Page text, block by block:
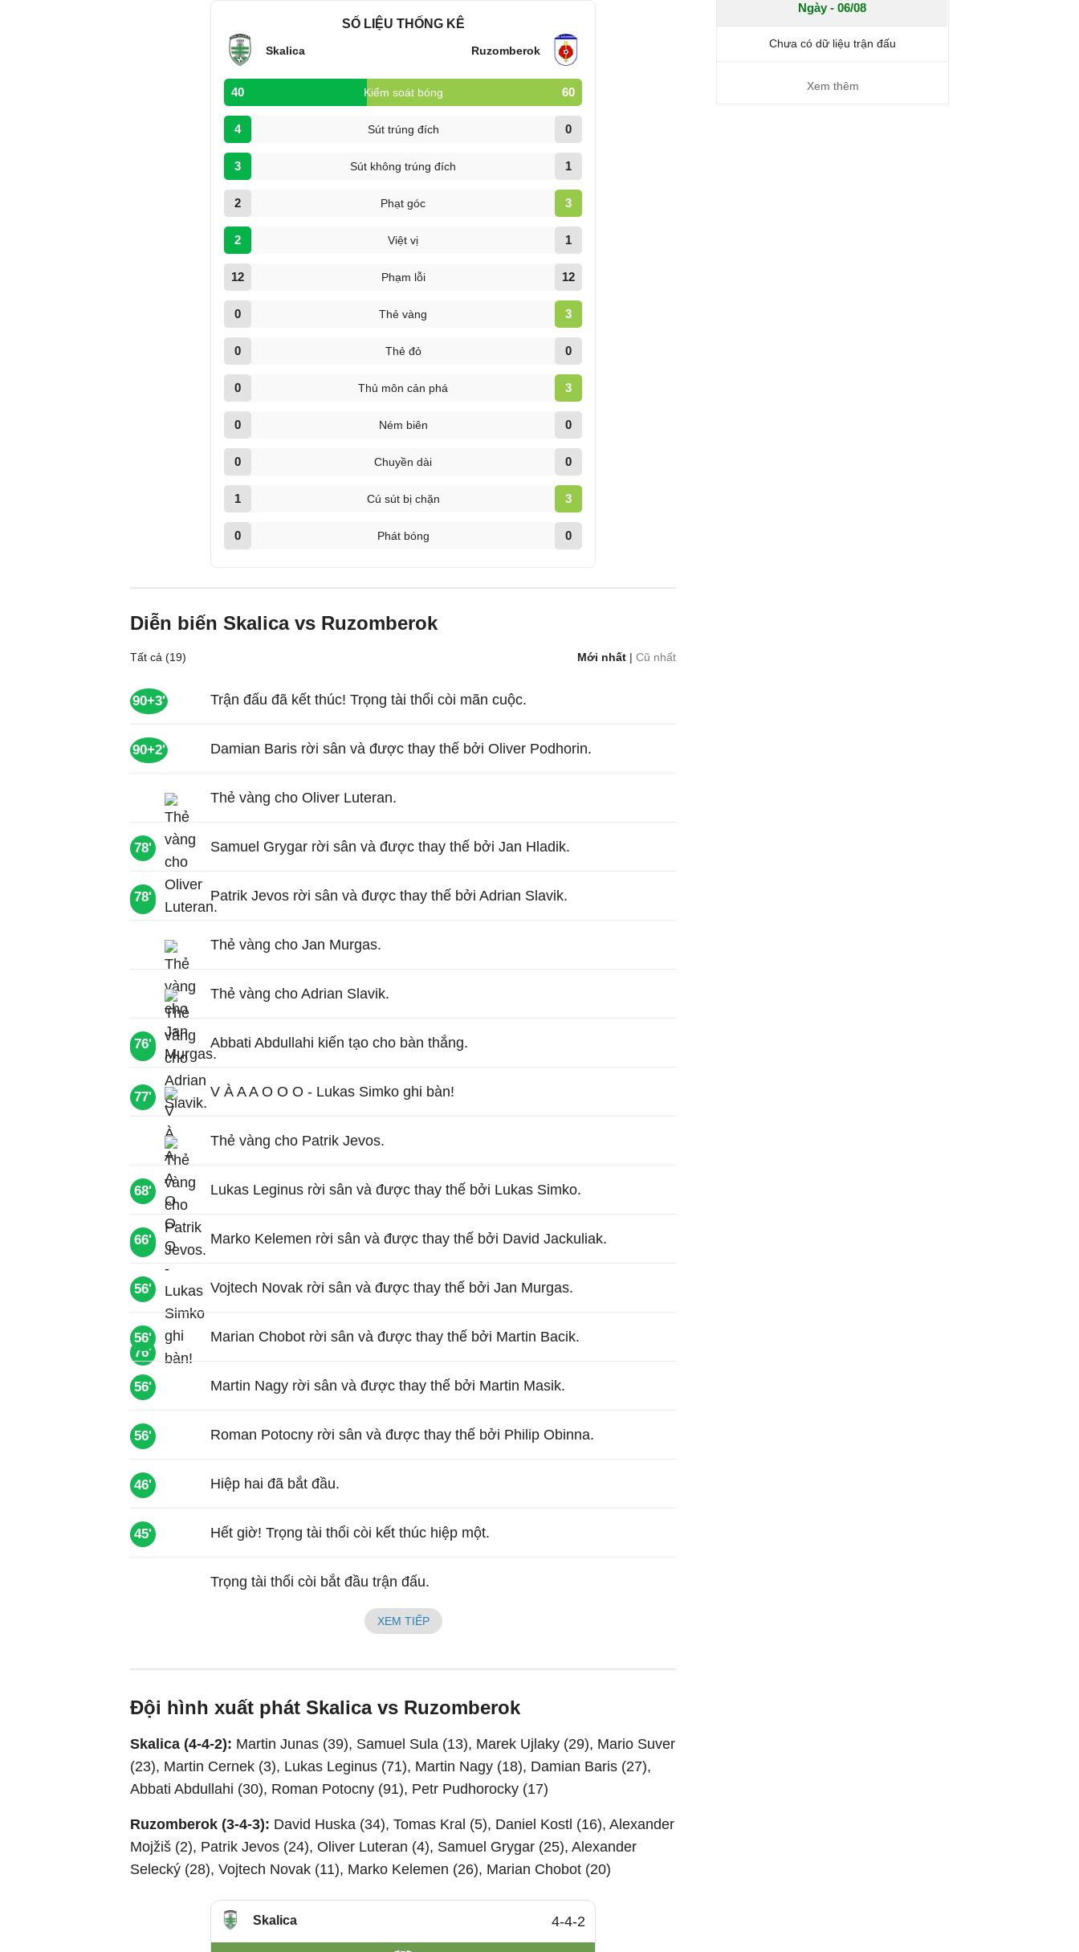
SỐ LIỆU THỐNG KÊ
Skalica Ruzomberok
40 Kiểm soát bóng 60
4 Sút trúng đích 0
3 Sút không trúng đích 1
2 Phạt góc 3
2 Việt vị 1
12 Phạm lỗi 12
0 Thẻ vàng 3
0 Thẻ đỏ 0
0 Thủ môn cản phá 3
0 Ném biên 0
0 Chuyền dài 0
1 Cú sút bị chặn 3
0 Phát bóng 0
Diễn biến Skalica vs Ruzomberok
Tất cả (19) Mới nhất |Cũ nhất
90+3' Trận đấu đã kết thúc! Trọng tài thổi còi mãn cuộc.
90+2' Damian Baris rời sân và được thay thế bởi Oliver Podhorin.
85'
Thẻ vàng cho Oliver Luteran.
78' Samuel Grygar rời sân và được thay thế bởi Jan Hladik.
78' Patrik Jevos rời sân và được thay thế bởi Adrian Slavik.
77'
Thẻ vàng cho Jan Murgas.
77'
Thẻ vàng cho Adrian Slavik.
76' Abbati Abdullahi kiến tạo cho bàn thắng.
76'
V À A A O O O - Lukas Simko ghi bàn!
73'
Thẻ vàng cho Patrik Jevos.
68' Lukas Leginus rời sân và được thay thế bởi Lukas Simko.
66' Marko Kelemen rời sân và được thay thế bởi David Jackuliak.
56' Vojtech Novak rời sân và được thay thế bởi Jan Murgas.
56' Marian Chobot rời sân và được thay thế bởi Martin Bacik.
56' Martin Nagy rời sân và được thay thế bởi Martin Masik.
56' Roman Potocny rời sân và được thay thế bởi Philip Obinna.
46' Hiệp hai đã bắt đầu.
45' Hết giờ! Trọng tài thổi còi kết thúc hiệp một.
Trọng tài thổi còi bắt đầu trận đấu.
XEM TIẾP
Đội hình xuất phát Skalica vs Ruzomberok
Skalica (4-4-2): Martin Junas (39), Samuel Sula (13), Marek Ujlaky (29), Mario Suver
(23), Martin Cernek (3), Lukas Leginus (71), Martin Nagy (18), Damian Baris (27),
Abbati Abdullahi (30), Roman Potocny (91), Petr Pudhorocky (17)
Ruzomberok (3-4-3): David Huska (34), Tomas Kral (5), Daniel Kostl (16), Alexander
Mojžiš (2), Patrik Jevos (24), Oliver Luteran (4), Samuel Grygar (25), Alexander
Selecký (28), Vojtech Novak (11), Marko Kelemen (26), Marian Chobot (20)
Skalica 4-4-2
Ngày - 06/08
Chưa có dữ liệu trận đấu
Xem thêm